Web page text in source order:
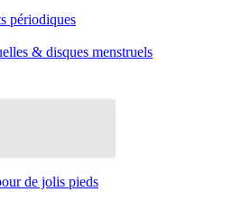
périodiques
& disques menstruels
de jolis pieds